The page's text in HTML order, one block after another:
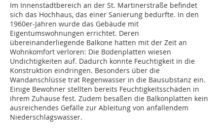
Im Innenstadtbereich an der St. Martinerstraße befindet
sich das Hochhaus, das einer Sanierung bedurfte. In den
1960er-Jahren wurde das Gebäude mit
Eigentumswohnungen errichtet. Deren
übereinanderliegende Balkone hatten mit der Zeit an
Wohnkomfort verloren: Die Bodenplatten wiesen
Undichtigkeiten auf. Dadurch konnte Feuchtigkeit in die
Konstruktion eindringen. Besonders über die
Wandanschlüsse trat Regenwasser in die Bausubstanz ein.
Einige Bewohner stellten bereits Feuchtigkeitsschäden in
ihrem Zuhause fest. Zudem besaßen die Balkonplatten kein
ausreichendes Gefälle zur Ableitung von anfallendem
Niederschlagswasser.